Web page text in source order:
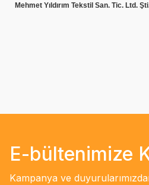
Mehmet Yıldırım Tekstil San. Tic. Ltd.
E-bültenimize
Kampanya ve